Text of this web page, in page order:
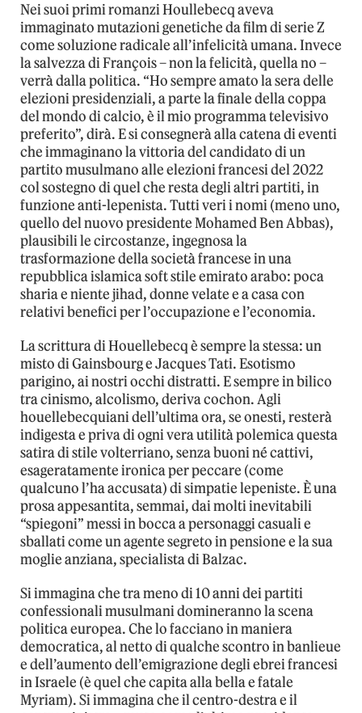
Nei suoi primi romanzi Houllebecq aveva
immaginato mutazioni genetiche da film di serie Z
come soluzione radicale all’infelicità umana. Invece
la salvezza di François – non la felicità, quella no –
verrà dalla politica. “Ho sempre amato la sera delle
elezioni presidenziali, a parte la finale della coppa
del mondo di calcio, è il mio programma televisivo
preferito”, dirà. E si consegnerà alla catena di eventi
che immaginano la vittoria del candidato di un
partito musulmano alle elezioni francesi del 2022
col sostegno di quel che resta degli altri partiti, in
funzione anti-lepenista. Tutti veri i nomi (meno uno,
quello del nuovo presidente Mohamed Ben Abbas),
plausibili le circostanze, ingegnosa la
trasformazione della società francese in una
repubblica islamica soft stile emirato arabo: poca
sharia e niente jihad, donne velate e a casa con
relativi benefici per l’occupazione e l’economia.
La scrittura di Houellebecq è sempre la stessa: un
misto di Gainsbourg e Jacques Tati. Esotismo
parigino, ai nostri occhi distratti. E sempre in bilico
tra cinismo, alcolismo, deriva cochon. Agli
houellebecquiani dell’ultima ora, se onesti, resterà
indigesta e priva di ogni vera utilità polemica questa
satira di stile volterriano, senza buoni né cattivi,
esageratamente ironica per peccare (come
qualcuno l’ha accusata) di simpatie lepeniste. È una
prosa appesantita, semmai, dai molti inevitabili
“spiegoni” messi in bocca a personaggi casuali e
sballati come un agente segreto in pensione e la sua
moglie anziana, specialista di Balzac.
Si immagina che tra meno di 10 anni dei partiti
confessionali musulmani domineranno la scena
politica europea. Che lo facciano in maniera
democratica, al netto di qualche scontro in banlieue
e dell’aumento dell’emigrazione degli ebrei francesi
in Israele (è quel che capita alla bella e fatale
Myriam). Si immagina che il centro-destra e il